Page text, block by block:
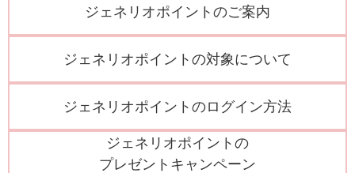
ジェネリオポイントのご案内
ジェネリオポイントの対象について
ジェネリオポイントのログイン方法
ジェネリオポイントの
プレゼントキャンペーン